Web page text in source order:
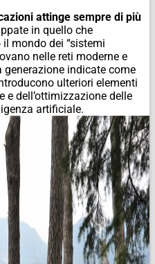
attinge sempre di più
in quello che
mondo dei “sistemi
nelle reti moderne e
indicate come
ulteriori elementi
e dell’ottimizzazione delle
artificiale.